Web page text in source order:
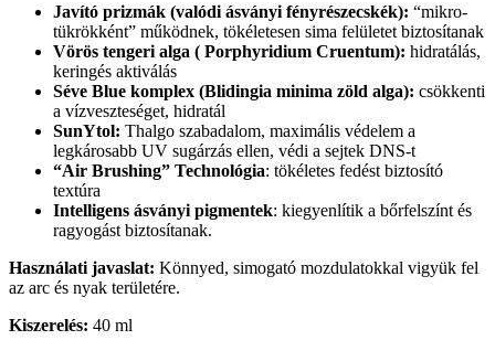
Javító prizmák (valódi ásványi fényrészecskék): “mikro-
tükrökként” működnek, tökéletesen sima felületet biztosítanak
Vörös tengeri alga ( Porphyridium Cruentum): hidratálás,
keringés aktiválás
Séve Blue komplex (Blidingia minima zöld alga): csökkenti
a vízveszteséget, hidratál
SunYtol: Thalgo szabadalom, maximális védelem a
legkárosabb UV sugárzás ellen, védi a sejtek DNS-t
“Air Brushing” Technológia: tökéletes fedést biztosító
textúra
Intelligens ásványi pigmentek: kiegyenlítik a bőrfelszínt és
ragyogást biztosítanak.
Használati javaslat: Könnyed, simogató mozdulatokkal vigyük fel
az arc és nyak területére.
Kiszerelés: 40 ml